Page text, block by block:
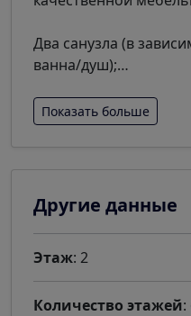
Два санузла (в
ванна/душ);…
Показать больше
Другие данные
Этаж: 2
Количество этажей: